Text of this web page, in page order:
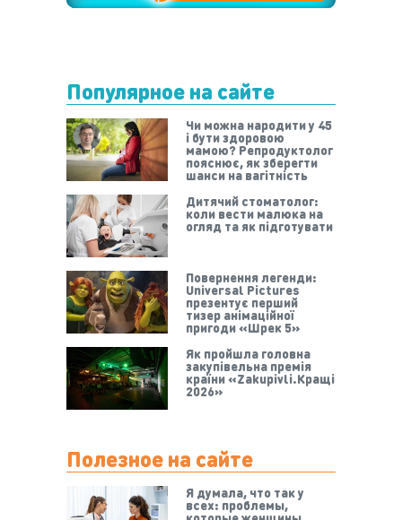
Популярное на сайте
Чи можна народити у 45
і бути здоровою
мамою? Репродуктолог
пояснює, як зберегти
шанси на вагітність
Дитячий стоматолог:
коли вести малюка на
огляд та як підготувати
Повернення легенди:
Universal Pictures
презентує перший
тизер анімаційної
пригоди «Шрек 5»
Як пройшла головна
закупівельна премія
країни «Zakupivli.Кращі
2026»
Полезное на сайте
Я думала, что так у
всех: проблемы,